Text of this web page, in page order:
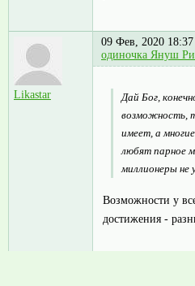
Likastar
09 Фев, 2020 18:37
одиночка Януш
Дай Бог,
возможность,
имеет, а
любят парное
миллионеры не
Возможности у
достижения -